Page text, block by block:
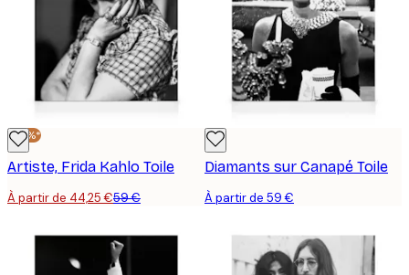
-25%*
Artiste, Frida Kahlo Toile
À partir de 44,25 €59 €
Diamants sur Canapé Toile
À partir de 59 €